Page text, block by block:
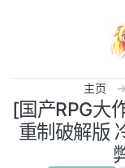
主页
[国产RPG大
重制破解版